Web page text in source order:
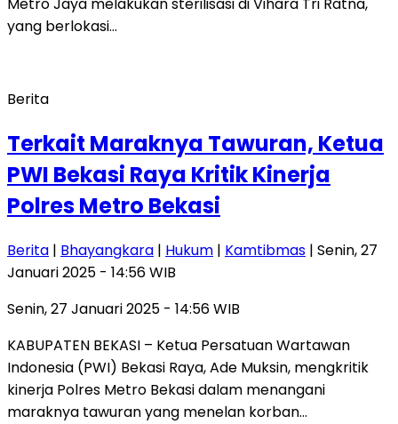
Metro Jaya melakukan sterilisasi di Vihara Tri Ratna,
yang berlokasi…
Berita
Terkait Maraknya Tawuran, Ketua
PWI Bekasi Raya Kritik Kinerja
Polres Metro Bekasi
Berita | Bhayangkara | Hukum | Kamtibmas | Senin, 27
Januari 2025 - 14:56 WIB
Senin, 27 Januari 2025 - 14:56 WIB
KABUPATEN BEKASI – Ketua Persatuan Wartawan
Indonesia (PWI) Bekasi Raya, Ade Muksin, mengkritik
kinerja Polres Metro Bekasi dalam menangani
maraknya tawuran yang menelan korban…